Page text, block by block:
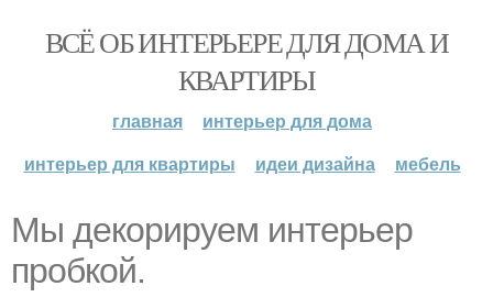
ВСЁ ОБ ИНТЕРЬЕРЕ ДЛЯ ДОМА И
КВАРТИРЫ
главная
интерьер для дома
интерьер для квартиры
идеи дизайна мебель
Мы декорируем интерьер
пробкой.